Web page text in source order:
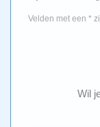
Velden met een *
Wil